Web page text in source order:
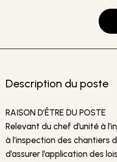
Description du poste
RAISON D’ÊTRE DU POSTE
Relevant du chef d’unité à
à l’inspection des chantiers
d’assurer l’application des